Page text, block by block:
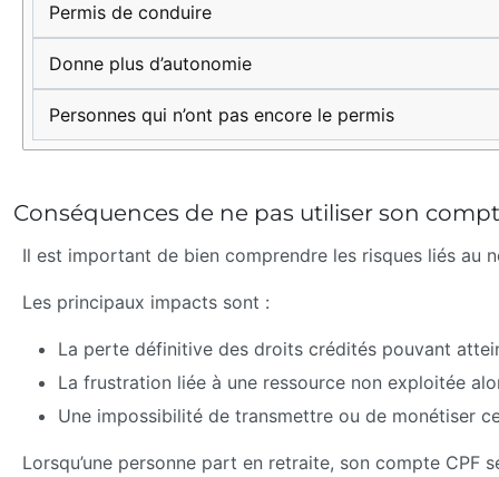
Permis de conduire
Donne plus d’autonomie
Personnes qui n’ont pas encore le permis
Conséquences de ne pas utiliser son
Il est important de bien comprendre les risques liés au
Les principaux impacts sont :
La perte définitive des droits crédités pouvant
La frustration liée à une ressource non exploitée
Une impossibilité de transmettre ou de monétiser
Lorsqu’une personne part en retraite, son compte